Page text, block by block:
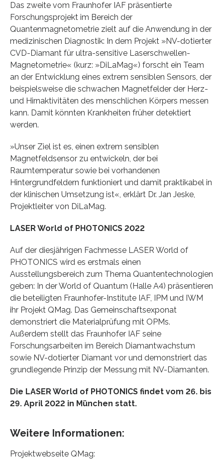
Das zweite vom Fraunhofer IAF präsentierte
Forschungsprojekt im Bereich der
Quantenmagnetometrie zielt auf die Anwendung in der
medizinischen Diagnostik: In dem Projekt »NV-dotierter
CVD-Diamant für ultra-sensitive Laserschwellen-
Magnetometrie« (kurz: »DiLaMag«) forscht ein Team
an der Entwicklung eines extrem sensiblen Sensors, der
beispielsweise die schwachen Magnetfelder der Herz-
und Hirnaktivitäten des menschlichen Körpers messen
kann. Damit könnten Krankheiten früher detektiert
werden.
»Unser Ziel ist es, einen extrem sensiblen
Magnetfeldsensor zu entwickeln, der bei
Raumtemperatur sowie bei vorhandenen
Hintergrundfeldern funktioniert und damit praktikabel in
der klinischen Umsetzung ist«, erklärt Dr. Jan Jeske,
Projektleiter von DiLaMag.
LASER World of PHOTONICS 2022
Auf der diesjährigen Fachmesse LASER World of
PHOTONICS wird es erstmals einen
Ausstellungsbereich zum Thema Quantentechnologien
geben: In der World of Quantum (Halle A4) präsentieren
die beteiligten Fraunhofer-Institute IAF, IPM und IWM
ihr Projekt QMag. Das Gemeinschaftsexponat
demonstriert die Materialprüfung mit OPMs.
Außerdem stellt das Fraunhofer IAF seine
Forschungsarbeiten im Bereich Diamantwachstum
sowie NV-dotierter Diamant vor und demonstriert das
grundlegende Prinzip der Messung mit NV-Diamanten.
Die LASER World of PHOTONICS findet vom 26. bis
29. April 2022 in München statt.
Weitere Informationen:
Projektwebseite QMag: